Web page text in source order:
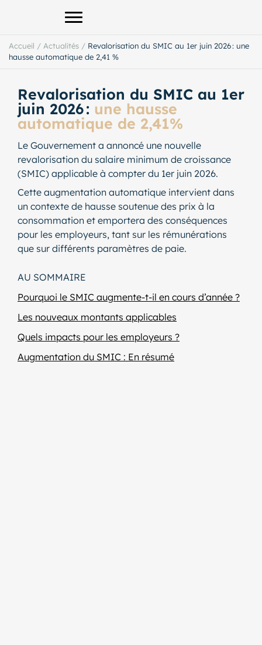
Afficher le menu principal
Accueil / Actualités / Revalorisation du SMIC au 1er juin 2026 : une
hausse automatique de 2,41 %
Revalorisation du SMIC au 1er
juin 2026 : une hausse
automatique de 2,41%
Le Gouvernement a annoncé une nouvelle
revalorisation du salaire minimum de croissance
(SMIC) applicable à compter du 1er juin 2026.
Cette augmentation automatique intervient dans
un contexte de hausse soutenue des prix à la
consommation et emportera des conséquences
pour les employeurs, tant sur les rémunérations
que sur différents paramètres de paie.
AU SOMMAIRE
Pourquoi le SMIC augmente-t-il en cours d’année ?
Les nouveaux montants applicables
Quels impacts pour les employeurs ?
Augmentation du SMIC : En résumé